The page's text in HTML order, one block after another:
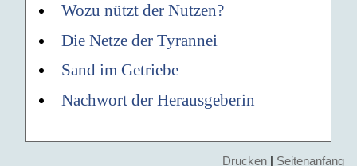
Wozu nützt der Nutzen?
Die Netze der Tyrannei
Sand im Getriebe
Nachwort der Herausgeberin
Drucken | Seitenanfang